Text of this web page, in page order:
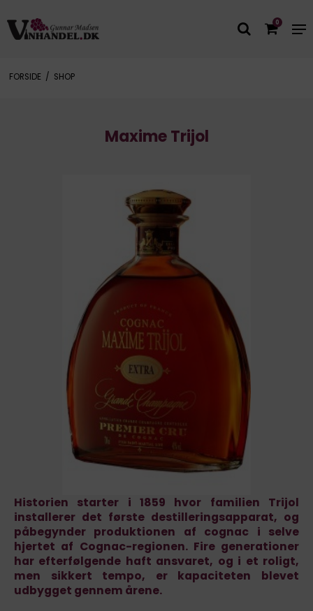
0
FORSIDE / SHOP
Maxime Trijol
Historien starter i 1859 hvor familien Trijol
installerer det første destilleringsapparat, og
påbegynder produktionen af cognac i selve
hjertet af Cognac-regionen. Fire generationer
har efterfølgende haft ansvaret, og i et roligt,
men sikkert tempo, er kapaciteten blevet
udbygget gennem årene.